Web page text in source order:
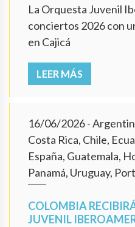
La Orquesta Juvenil
conciertos 2026 con
en Cajicá
LEER MÁS
16/06/2026-
Costa Rica, Chile,
España, Guatemala,
Panamá, Uruguay,
COLOMBIA
JUVENIL